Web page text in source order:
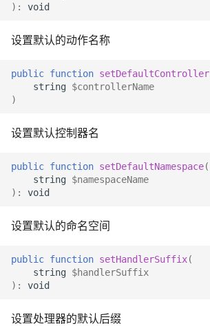
) : void
设置默认的动作名称
public function setDefaultController
string $controllerName
)
设置默认控制器名
public function setDefaultNamespace(
string $namespaceName
) : void
设置默认的命名空间
public function setHandlerSuffix(
string $handlerSuffix
) : void
设置处理器的默认后缀